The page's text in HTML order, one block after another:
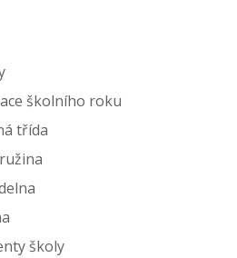
školního roku
třída
školy